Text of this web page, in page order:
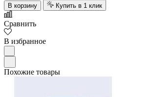
В корзину Купить в 1 клик
Сравнить
В избранное
Похожие товары